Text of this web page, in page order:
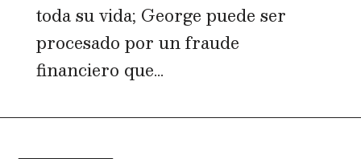
toda su vida; George puede ser
procesado por un fraude
financiero que...